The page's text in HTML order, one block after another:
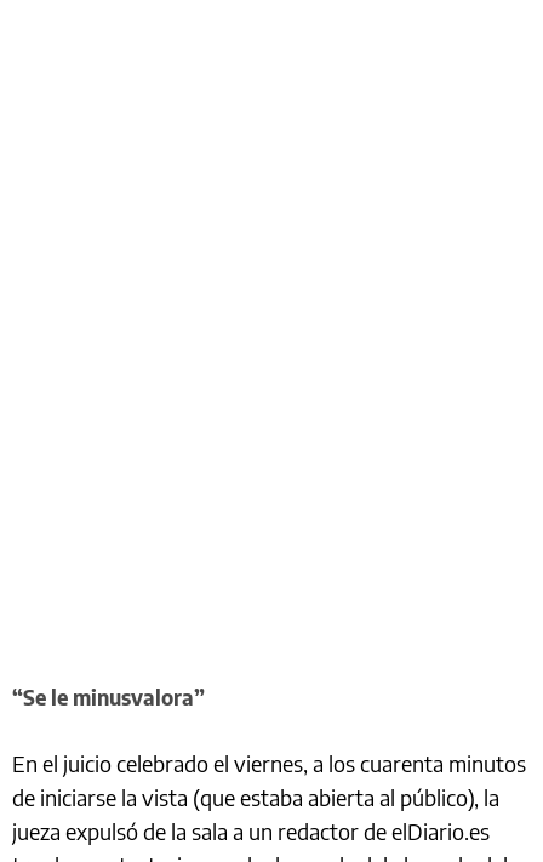
“Se le minusvalora”
En el juicio celebrado el viernes, a los cuarenta minutos
de iniciarse la vista (que estaba abierta al público), la
jueza expulsó de la sala a un redactor de elDiario.es